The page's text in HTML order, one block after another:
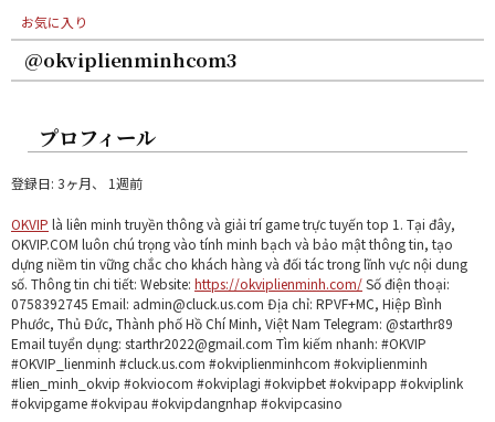
お気に入り
@okviplienminhcom3
プロフィール
登録日: 3ヶ月、 1週前
OKVIP là liên minh truyền thông và giải trí game trực tuyến top 1. Tại đây,
OKVIP.COM luôn chú trọng vào tính minh bạch và bảo mật thông tin, tạo
dựng niềm tin vững chắc cho khách hàng và đối tác trong lĩnh vực nội dung
số. Thông tin chi tiết: Website: https://okviplienminh.com/Số điện thoại:
0758392745 Email: admin@cluck.us.com Địa chỉ: RPVF+MC, Hiệp Bình
Phước, Thủ Đức, Thành phố Hồ Chí Minh, Việt Nam Telegram: @starthr89
Email tuyển dụng: starthr2022@gmail.com Tìm kiếm nhanh: #OKVIP
#OKVIP_lienminh #cluck.us.com #okviplienminhcom #okviplienminh
#lien_minh_okvip #okviocom #okviplagi #okvipbet #okvipapp #okviplink
#okvipgame #okvipau #okvipdangnhap #okvipcasino